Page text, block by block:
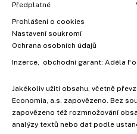
Předplatné
Prohlášení o cookies
Nastavení soukromí
Ochrana osobních údajů
Inzerce, obchodní garant: Adéla
Jakékoliv užití obsahu, včetně
Economia, a.s. zapovězeno. Bez
zapovězeno též rozmnožování
analýzy textů nebo dat podle